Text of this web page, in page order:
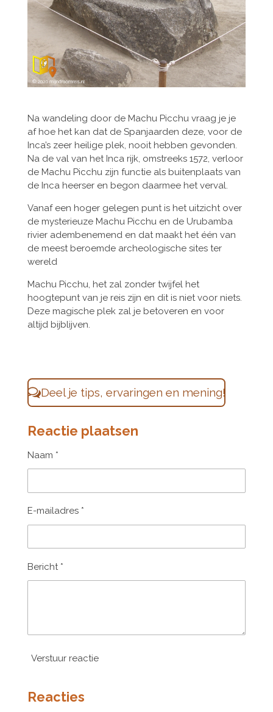
Na wandeling door de Machu Picchu vraag je je
af hoe het kan dat de Spanjaarden deze, voor de
Inca’s zeer heilige plek, nooit hebben gevonden.
Na de val van het Inca rijk, omstreeks 1572, verloor
de Machu Picchu zijn functie als buitenplaats van
de Inca heerser en begon daarmee het verval.
Vanaf een hoger gelegen punt is het uitzicht over
de mysterieuze Machu Picchu en de Urubamba
rivier adembenemend en dat maakt het één van
de meest beroemde archeologische sites ter
wereld
Machu Picchu, het zal zonder twijfel het
hoogtepunt van je reis zijn en dit is niet voor niets.
Deze magische plek zal je betoveren en voor
altijd bijblijven.
Deel je tips, ervaringen en mening!
Reactie plaatsen
Naam *
E-mailadres *
Bericht *
Verstuur reactie
Reacties